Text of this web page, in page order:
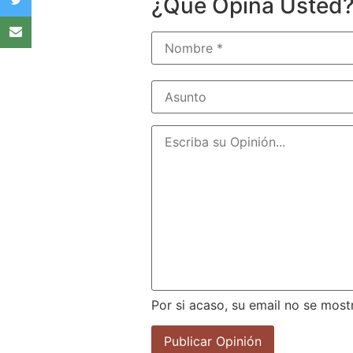
¿Qué Opina Usted?
Por si acaso, su email no se